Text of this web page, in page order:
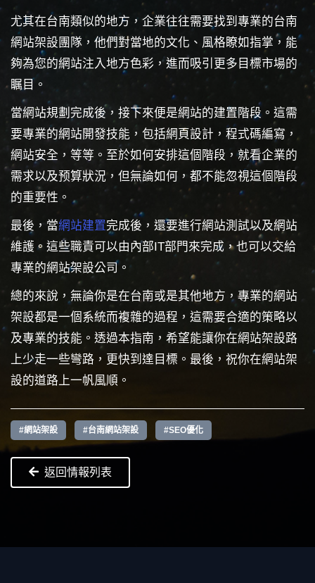
尤其在台南類似的地方，企業往往需要找到專業的台南
網站架設團隊，他們對當地的文化、風格瞭如指掌，能
夠為您的網站注入地方色彩，進而吸引更多目標市場的
瞩目。
當網站規劃完成後，接下來便是網站的建置階段。這需
要專業的網站開發技能，包括網頁設計，程式碼編寫，
網站安全，等等。至於如何安排這個階段，就看企業的
需求以及预算狀況，但無論如何，都不能忽視這個階段
的重要性。
最後，當網站建置完成後，還要進行網站測試以及網站
維護。這些職責可以由內部IT部門來完成，也可以交給
專業的網站架設公司。
總的來說，無論你是在台南或是其他地方，專業的網站
架設都是一個系統而複雜的過程，這需要合適的策略以
及專業的技能。透過本指南，希望能讓你在網站架設路
上少走一些彎路，更快到達目標。最後，祝你在網站架
設的道路上一帆風順。
#網站架設 #台南網站架設 #SEO優化
返回情報列表